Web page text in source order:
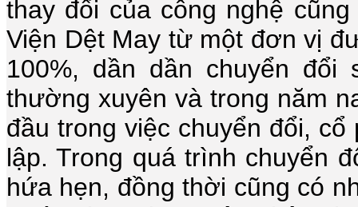
thay đổi của công nghệ
Viện Dệt May từ một đơn vị
100%, dần dần chuyển
thường xuyên và trong năm
đầu trong việc chuyển đổi,
lập. Trong quá trình chuyển
hứa hẹn, đồng thời cũng có